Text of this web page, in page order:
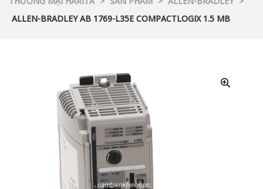
ALLEN-BRADLEY AB 1769-L35E COMPACTLOGIX 1.5 MB